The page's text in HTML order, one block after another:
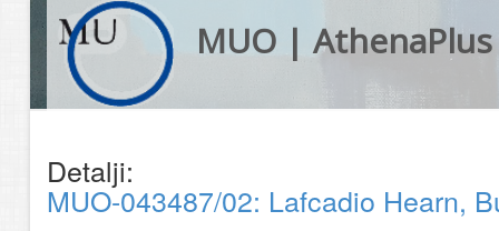
MUO | AthenaPlus
Detalji:
MUO-043487/02: Lafcadio Hearn,